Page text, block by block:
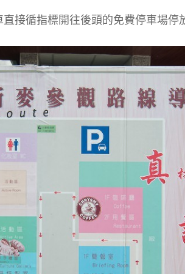
接循指標開往後頭的免費停車場停